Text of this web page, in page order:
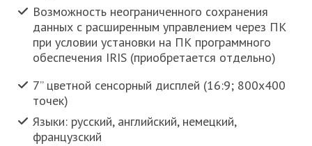
Возможность неограниченного сохранения
данных с расширенным управлением через ПК
при условии установки на ПК программного
обеспечения IRIS (приобретается отдельно)
7” цветной сенсорный дисплей (16:9; 800х400
точек)
Языки: русский, английский, немецкий,
французский